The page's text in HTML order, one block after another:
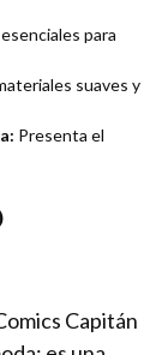
para
suaves y
Presenta el
Capitán